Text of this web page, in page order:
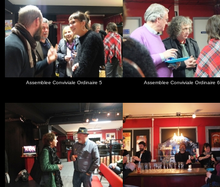
Assemblee Conviviale Ordinaire 5 Assemblee Conviviale Ordinaire 6